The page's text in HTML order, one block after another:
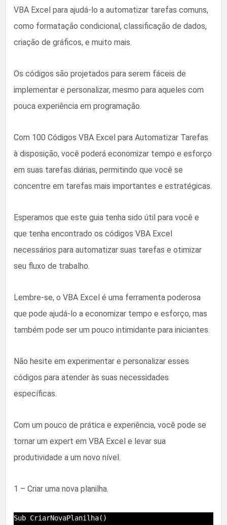
VBA Excel para ajudá-lo a automatizar tarefas comuns,
como formatação condicional, classificação de dados,
criação de gráficos, e muito mais.
Os códigos são projetados para serem fáceis de
implementar e personalizar, mesmo para aqueles com
pouca experiência em programação.
Com 100 Códigos VBA Excel para Automatizar Tarefas
à disposição, você poderá economizar tempo e esforço
em suas tarefas diárias, permitindo que você se
concentre em tarefas mais importantes e estratégicas.
Esperamos que este guia tenha sido útil para você e
que tenha encontrado os códigos VBA Excel
necessários para automatizar suas tarefas e otimizar
seu fluxo de trabalho.
Lembre-se, o VBA Excel é uma ferramenta poderosa
que pode ajudá-lo a economizar tempo e esforço, mas
também pode ser um pouco intimidante para iniciantes.
Não hesite em experimentar e personalizar esses
códigos para atender às suas necessidades
específicas.
Com um pouco de prática e experiência, você pode se
tornar um expert em VBA Excel e levar sua
produtividade a um novo nível.
1 – Criar uma nova planilha.
Sub CriarNovaPlanilha()